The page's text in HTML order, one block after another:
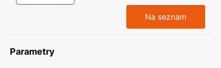
Na seznam
Parametry